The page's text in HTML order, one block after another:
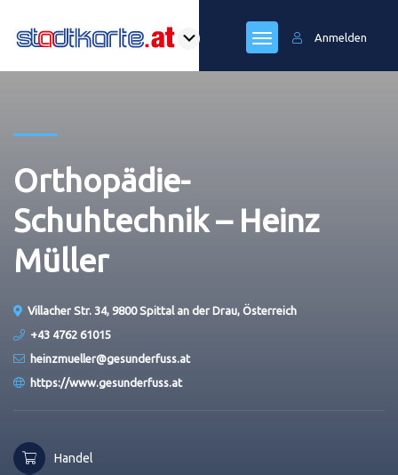
Anmelden
Orthopädie-
Schuhtechnik – Heinz
Müller
Villacher Str. 34, 9800 Spittal an der Drau, Österreich
+43 4762 61015
heinzmueller@gesunderfuss.at
https://www.gesunderfuss.at
Handel